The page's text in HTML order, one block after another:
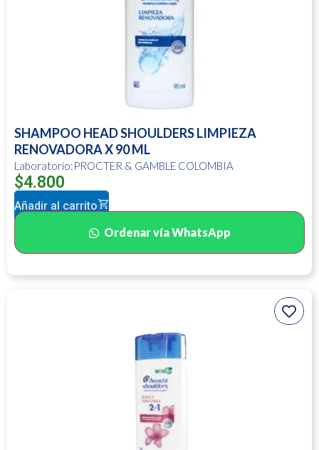
SHAMPOO HEAD SHOULDERS LIMPIEZA
RENOVADORA X 90 ML
Laboratorio:PROCTER & GAMBLE COLOMBIA
$4.800
Añadir al carrito
Ordenar vía WhatsApp